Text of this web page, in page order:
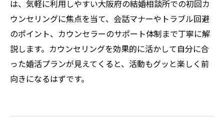
は、気軽に利用しやすい大阪府の結婚相談所での初回カ
ウンセリングに焦点を当て、会話マナーやトラブル回避
のポイント、カウンセラーのサポート体制まで丁寧に解
説します。カウンセリングを効果的に活かして自分に合
った婚活プランが見えてくると、活動もグッと楽しく前
向きになるはずです。